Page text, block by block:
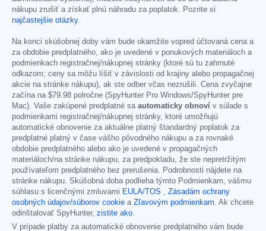
nákupu zrušiť a získať plnú náhradu za poplatok. Pozrite si
najčastejšie otázky.
Na konci skúšobnej doby vám bude okamžite vopred účtovaná cena a
za obdobie predplatného, ako je uvedené v ponukových materiáloch a
podmienkach registračnej/nákupnej stránky (ktoré sú tu zahrnuté
odkazom; ceny sa môžu líšiť v závislosti od krajiny alebo propagačnej
akcie na stránke nákupu), ak ste odber včas nezrušili. Cena zvyčajne
začína na $79.98 polročne (SpyHunter Pro Windows/SpyHunter pre
Mac). Vaše zakúpené predplatné sa automaticky obnoví v súlade s
podmienkami registračnej/nákupnej stránky, ktoré umožňujú
automatické obnovenie za aktuálne platný štandardný poplatok za
predplatné platný v čase vášho pôvodného nákupu a za rovnaké
obdobie predplatného alebo ako je uvedené v propagačných
materiáloch/na stránke nákupu, za predpokladu, že ste nepretržitým
používateľom predplatného bez prerušenia. Podrobnosti nájdete na
stránke nákupu. Skúšobná doba podlieha týmto Podmienkam, vášmu
súhlasu s licenčnými zmluvami EULA/TOS , Zásadám ochrany
osobných údajov/súborov cookie a Zľavovým podmienkam. Ak chcete
odinštalovať SpyHunter, zistite ako.
V prípade platby za automatické obnovenie predplatného vám bude